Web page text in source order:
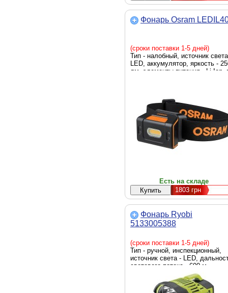
Фонарь Osram
(сроки поставки 1-5 дней)
Тип - налобный, источник
LED, аккумулятор, яркость -
лм, элементы питания - Li-Ion,
Есть на складе
1803 грн
Фонарь Ryobi
5133005388
(сроки поставки 1-5 дней)
Тип - ручной, инспекционный,
источник света - LED,
светового потока - 600 м,
аккумулятор, яркость - 3000
люмен, элементы питания - Li-
вес - 600 г